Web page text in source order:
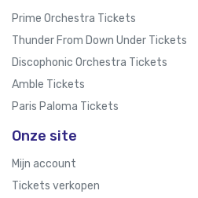
Prime Orchestra Tickets
Thunder From Down Under Tickets
Discophonic Orchestra Tickets
Amble Tickets
Paris Paloma Tickets
Onze site
Mijn account
Tickets verkopen